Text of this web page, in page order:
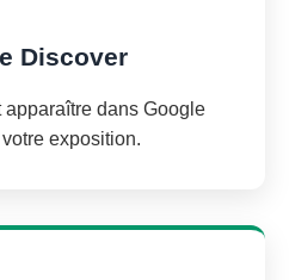
Discover
dans Google
exposition.